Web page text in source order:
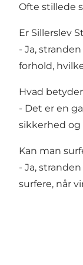
Ofte stillede
Er Sillerslev
- Ja,
forhold,
Hvad
- Det er en
sikkerhed
Kan man
- Ja,
surfere, når